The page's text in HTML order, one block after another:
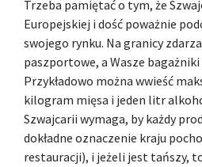
Trzeba pamiętać o tym, że
Europejskiej i dość poważnie
swojego rynku. Na granicy
paszportowe, a Wasze
Przykładowo można wwieść
kilogram mięsa i jeden litr
Szwajcarii wymaga, by każdy
dokładne oznaczenie kraju
restauracji), i jeżeli jest tańszy,